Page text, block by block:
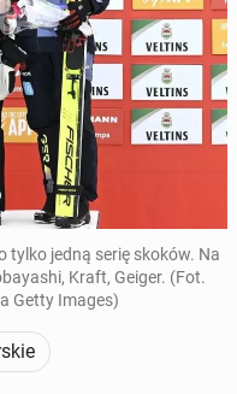
jedną serię skoków. Na
Kraft, Geiger. (Fot.
Getty Images)